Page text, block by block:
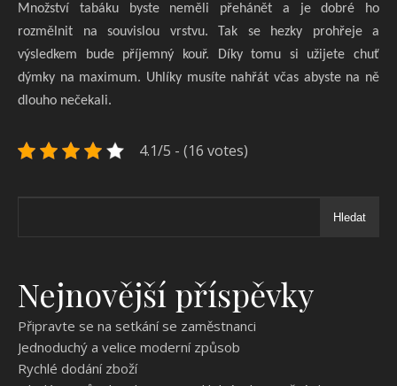
Množství tabáku byste neměli přehánět a je dobré ho
rozmělnit na souvislou vrstvu. Tak se hezky prohřeje a
výsledkem bude příjemný kouř. Díky tomu si užijete chuť
dýmky na maximum. Uhlíky musíte nahřát včas abyste na ně
dlouho nečekali.
4.1/5 - (16 votes)
Hledat
Nejnovější příspěvky
Připravte se na setkání se zaměstnanci
Jednoduchý a velice moderní způsob
Rychlé dodání zboží